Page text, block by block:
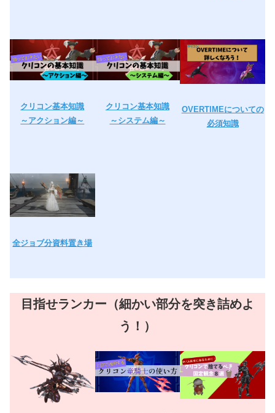
クリコン基本知識
～アクション編～
クリコン基本知識
～システム編～
OVERTIMEについての
必須知識
全ジョブ分資料置き場
目指せランカー（細かい部分を突き詰めよ
う！）